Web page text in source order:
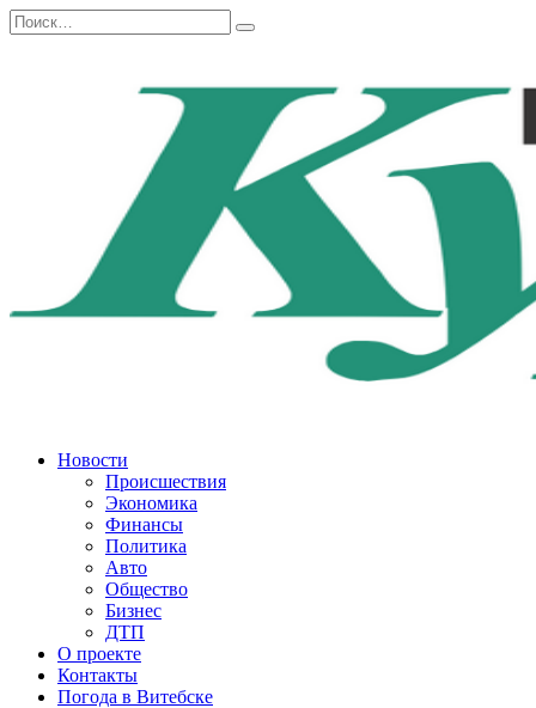
Перейти
к
Search
for:
Новости
Происшествия
Экономика
Финансы
Политика
Авто
Общество
Бизнес
ДТП
О проекте
Контакты
Погода в Витебске